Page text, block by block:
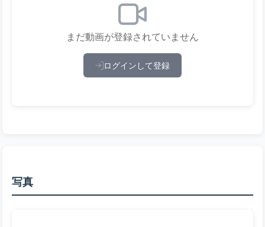
まだ動画が登録されていません
ログインして登録
写真